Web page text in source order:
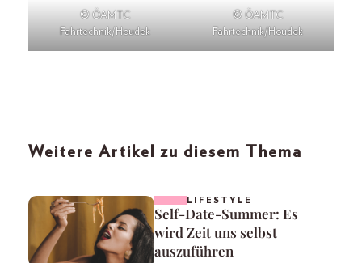
© ÖAMTC
Fahrtechnik/Houdek
© ÖAMTC
Fahrtechnik/Houdek
Weitere Artikel zu diesem Thema
LIFESTYLE
Self-Date-Summer: Es
wird Zeit uns selbst
auszuführen